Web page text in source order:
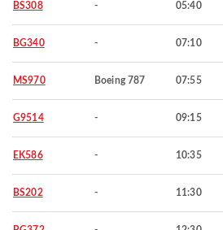
BS308 - 05:40
BG340 - 07:10
MS970 Boeing 787 07:55
G9514 - 09:15
EK586 - 10:35
BS202 - 11:30